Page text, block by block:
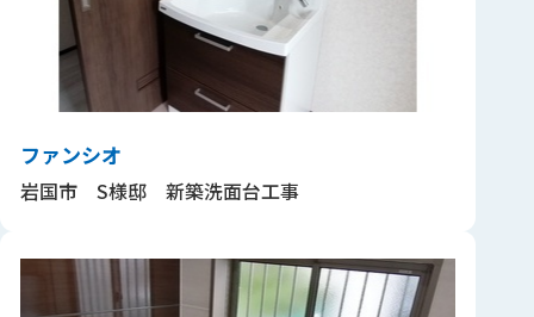
ファンシオ
岩国市 S様邸 新築洗面台工事